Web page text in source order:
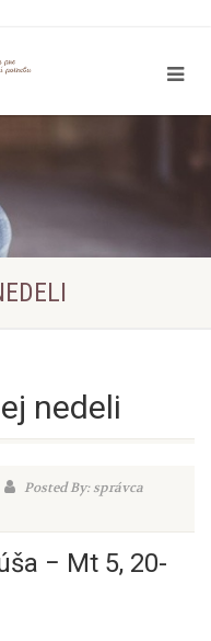
nedeli
Posted By: správca
− Mt 5, 20-